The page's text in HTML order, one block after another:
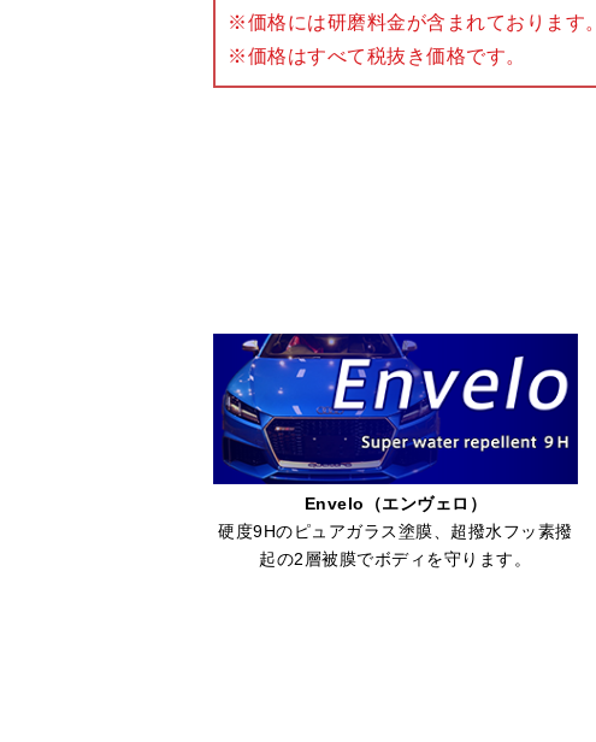
※価格には研磨料金が含まれております。
※価格はすべて税抜き価格です。
Envelo（エンヴェロ）
硬度9Hのピュアガラス塗膜、超撥水フッ素撥
起の2層被膜でボディを守ります。